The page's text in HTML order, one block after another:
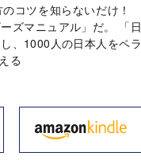
のコツを知らないだけ！
ズマニュアル」だ。 「日
、1000人の日本人をペラ
る